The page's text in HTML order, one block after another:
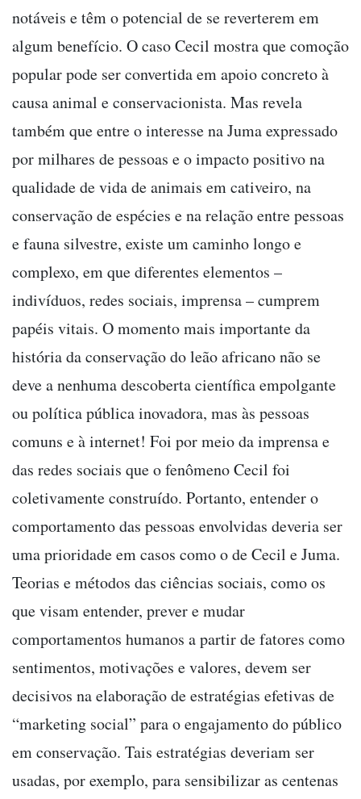
notáveis e têm o potencial de se reverterem em
algum benefício. O caso Cecil mostra que comoção
popular pode ser convertida em apoio concreto à
causa animal e conservacionista. Mas revela
também que entre o interesse na Juma expressado
por milhares de pessoas e o impacto positivo na
qualidade de vida de animais em cativeiro, na
conservação de espécies e na relação entre pessoas
e fauna silvestre, existe um caminho longo e
complexo, em que diferentes elementos –
indivíduos, redes sociais, imprensa – cumprem
papéis vitais. O momento mais importante da
história da conservação do leão africano não se
deve a nenhuma descoberta científica empolgante
ou política pública inovadora, mas às pessoas
comuns e à internet! Foi por meio da imprensa e
das redes sociais que o fenômeno Cecil foi
coletivamente construído. Portanto, entender o
comportamento das pessoas envolvidas deveria ser
uma prioridade em casos como o de Cecil e Juma.
Teorias e métodos das ciências sociais, como os
que visam entender, prever e mudar
comportamentos humanos a partir de fatores como
sentimentos, motivações e valores, devem ser
decisivos na elaboração de estratégias efetivas de
“marketing social” para o engajamento do público
em conservação. Tais estratégias deveriam ser
usadas, por exemplo, para sensibilizar as centenas